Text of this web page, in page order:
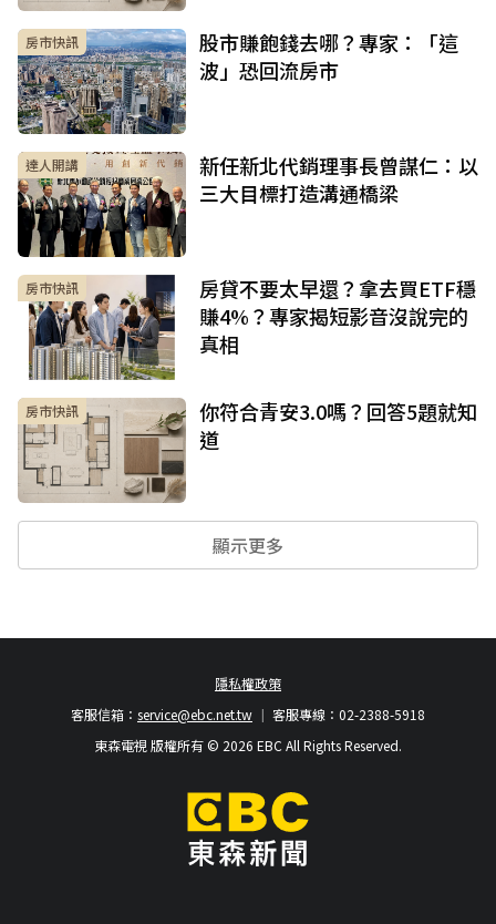
房市快訊
股市賺飽錢去哪？專家：「這
波」恐回流房市
達人開講
新任新北代銷理事長曾謀仁：以
三大目標打造溝通橋梁
房市快訊
房貸不要太早還？拿去買ETF穩
賺4%？專家揭短影音沒說完的
真相
房市快訊
你符合青安3.0嗎？回答5題就知
道
顯示更多
隱私權政策
客服專線：02-2388-5918
客服信箱： service@ebc.net.tw
東森電視 版權所有 © 2026 EBC All Rights Reserved.